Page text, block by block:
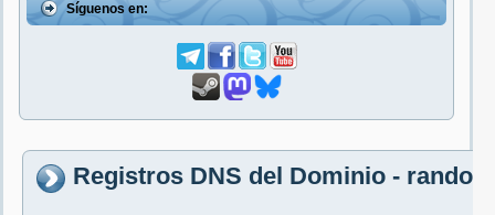
Síguenos en:
Registros DNS del Dominio -